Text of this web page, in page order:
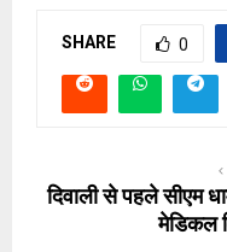
SHARE 0
दिवाली से पहले सीएम
मेडिकल